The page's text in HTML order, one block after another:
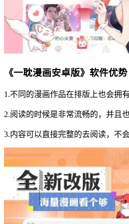
《一耽漫画安卓版》软件优势
1.不同的漫画作品在排版上也会拥
2.阅读的时候是非常流畅的，并且
3.内容可以直接完整的去阅读，不